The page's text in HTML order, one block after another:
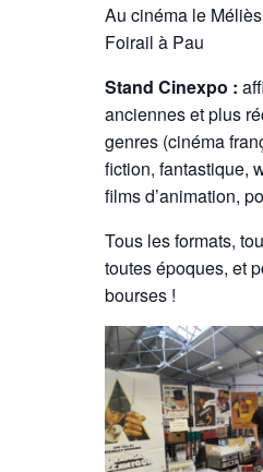
Au cinéma le
Foirail à Pau
Stand Cinexpo :
anciennes et plus
genres (cinéma
fiction, fantastique,
films d’animation,
Tous les formats,
toutes époques, et
bourses !